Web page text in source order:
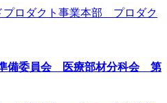
ロダクト事業本部 プロダク
準備委員会 医療部材分科会 第